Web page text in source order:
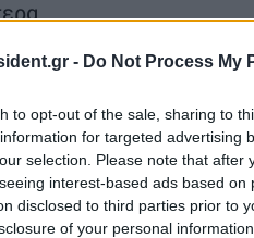
- Do Not Process My
to opt-out of the sale, sharing to
for targeted advertising
selection. Please note that
interest-based ads based
disclosed to third parties prior to
of your personal